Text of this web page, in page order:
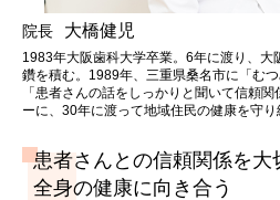
院長 大橋健児
1983年大阪歯科大学卒業。6年に渡り、
鑽を積む。1989年、三重県桑名市に「むつ
「患者さんの話をしっかりと聞いて信頼
ーに、30年に渡って地域住民の健康を守り
患者さんとの信頼関係を大
全身の健康に向き合う